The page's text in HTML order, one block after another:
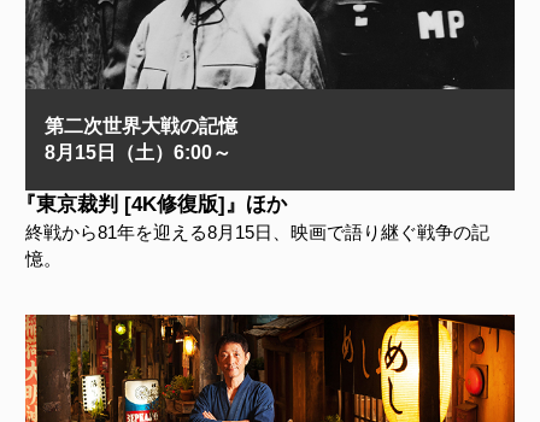
第二次世界大戦の記憶
8月15日（土）6:00～
『東京裁判 [4K修復版]』ほか
終戦から81年を迎える8月15日、映画で語り継ぐ戦争の記
憶。